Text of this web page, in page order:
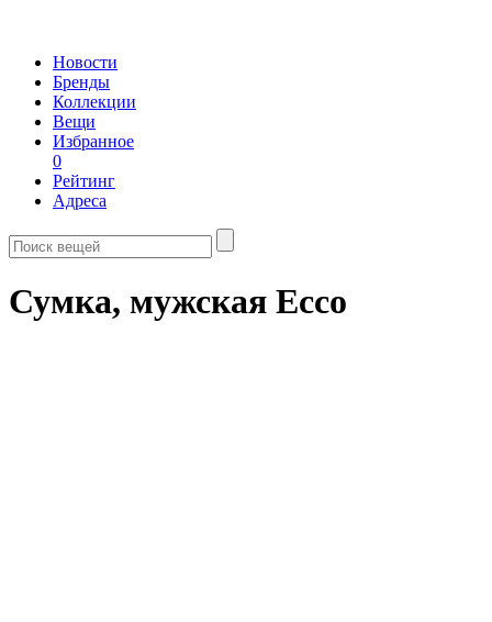
Новости
Бренды
Коллекции
Вещи
Избранное
0
Рейтинг
Адреса
Сумка, мужская Ecco